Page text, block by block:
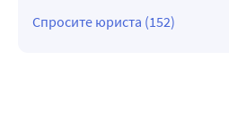
Спросите юриста (152)